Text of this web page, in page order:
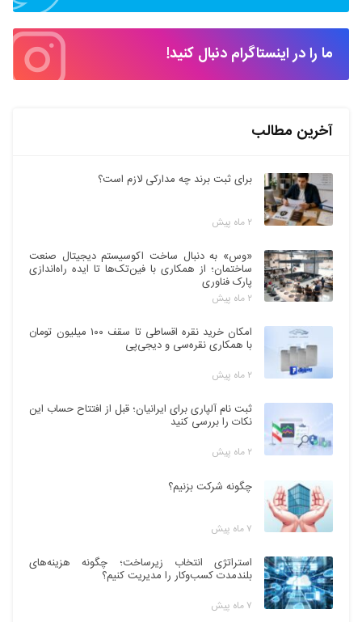
ما را در اینستاگرام دنبال کنید!
آخرین مطالب
برای ثبت برند چه مدارکی لازم است؟
۲ ماه پیش
«وس» به دنبال ساخت اکوسیستم دیجیتال صنعت
ساختمان؛ از همکاری با فین‌تک‌ها تا ایده راه‌اندازی
پارک فناوری
۲ ماه پیش
امکان خرید نقره اقساطی تا سقف ۱۰۰ میلیون تومان
با همکاری نقره‌سی و دیجی‌پی
۲ ماه پیش
ثبت نام آلپاری برای ایرانیان؛ قبل از افتتاح حساب این
نکات را بررسی کنید
۲ ماه پیش
چگونه شرکت بزنیم؟
۷ ماه پیش
استراتژی انتخاب زیرساخت؛ چگونه هزینه‌های
بلندمدت کسب‌وکار را مدیریت کنیم؟
۷ ماه پیش